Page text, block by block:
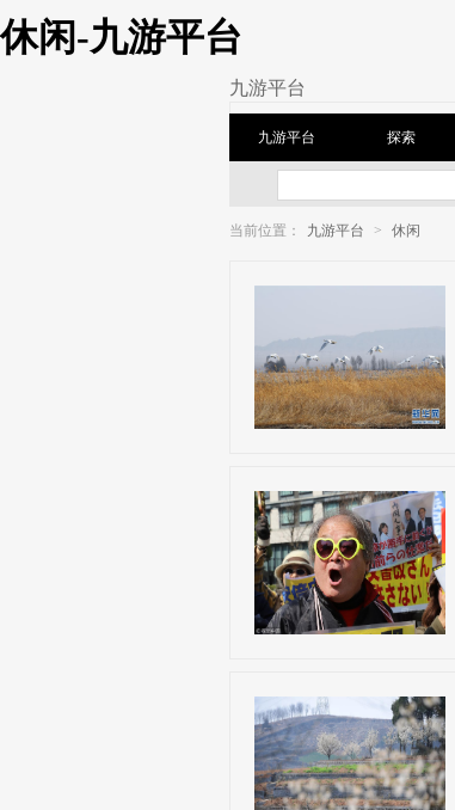
休闲-九游平台
九游平台
九游平台 探索
当前位置： 九游平台 > 休闲